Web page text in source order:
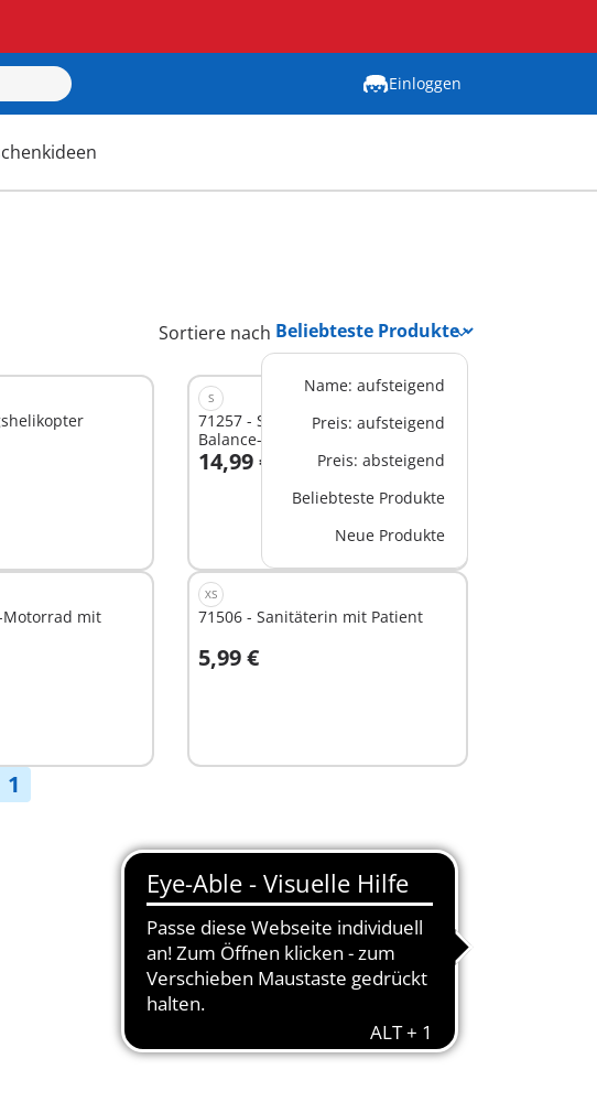
Einloggen
Sortiere nach
Name: aufsteigend
Preis: aufsteigend
Preis: absteigend
Beliebteste Produkte
Neue Produkte
S
71257 - Starter Pack Rettung mit
Balance-Racer
14,99 €
In den Warenkorb
Motorrad mit
XS
71506 - Sanitäterin mit Patient
5,99 €
In den Warenkorb
1